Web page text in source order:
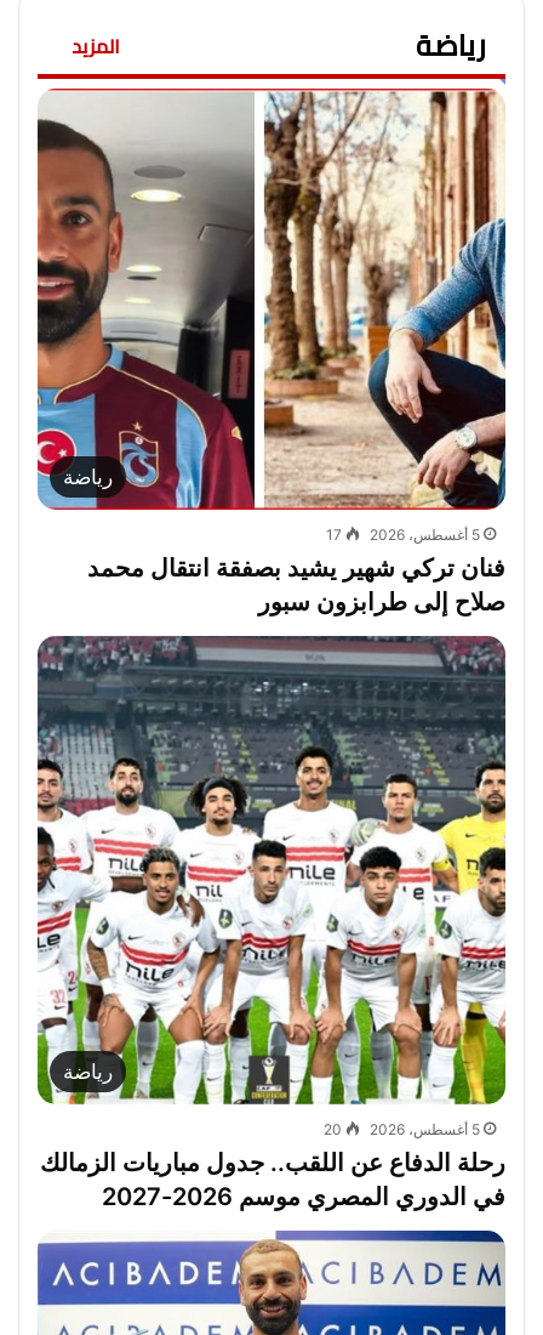
رياضة المزيد
رياضة
5 أغسطس، 2026 17
فنان تركي شهير يشيد بصفقة انتقال محمد
صلاح إلى طرابزون سبور
رياضة
5 أغسطس، 2026 20
رحلة الدفاع عن اللقب.. جدول مباريات الزمالك
في الدوري المصري موسم 2026-2027